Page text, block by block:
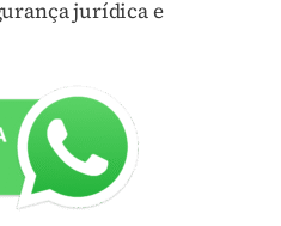
jurídica e